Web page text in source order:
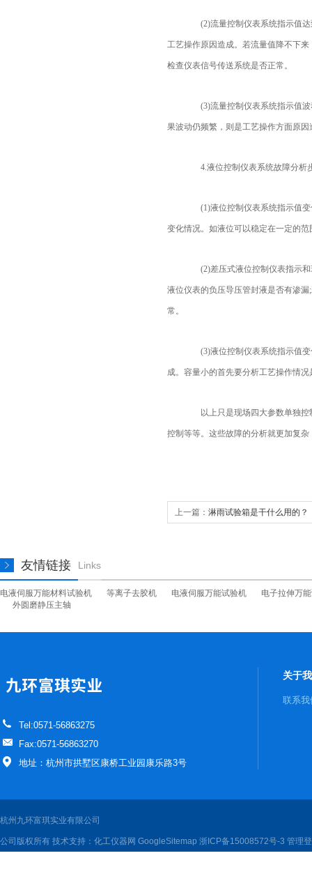
(2)流量控制仪表系统指示值达
工艺操作原因造成。若流量值降不下
检查仪表信号传送系统是否正常。
(3)流量控制仪表系统指示值波
果波动仍频繁，则是工艺操作方面原因
4.液位控制仪表系统故障分析
(1)液位控制仪表系统指示值变
变化情况。如液位可以稳定在一定的
(2)差压式液位控制仪表指示和
液位仪表的负压导压管封液是否有渗
常。
(3)液位控制仪表系统指示值变
成。容量小的首先要分析工艺操作情
以上只是现场四大参数单独控
控制等等。这些故障的分析就更加复杂
上一篇： 淋雨试验箱是干什么用的？
友情链接 Links
电液伺服万能材料试验机 等离子去胶机 电液伺服万能试验机
电子拉伸万
外圆磨静压主轴
Tel:0571-56863275
Fax:0571-56863270
地址：杭州市拱墅区康桥工业园康乐路3号
关于
联系我
杭州九环富琪实业有限公司
公司版权所有 技术支持： 化工仪器网 GoogleSitemap 浙ICP备15008572号-3 管理